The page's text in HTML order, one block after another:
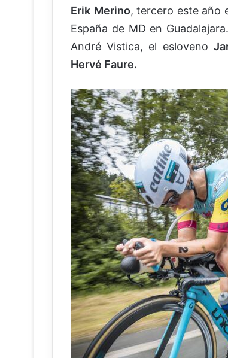
Erik Merino, tercero este año
España de MD en
André Vistica, el esloveno
Hervé Faure.